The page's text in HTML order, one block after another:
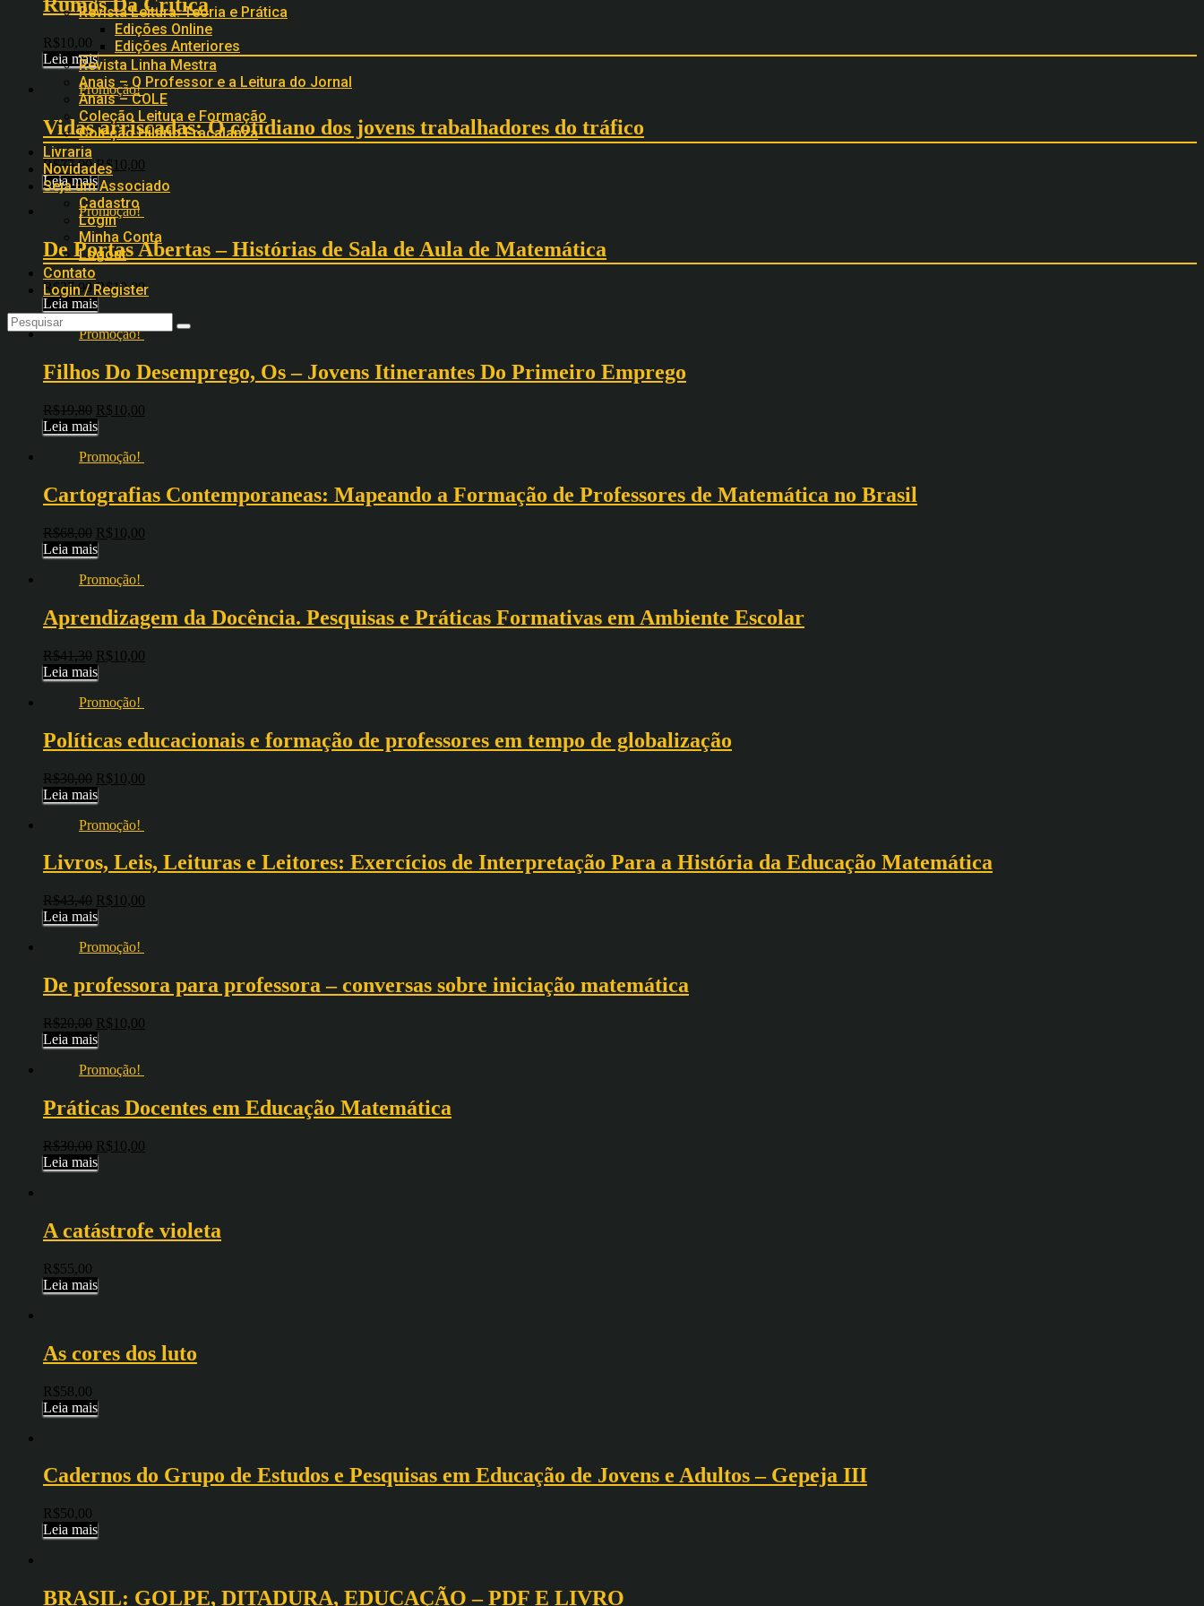
Revista Leitura: Teoria e Prática
Edições Online
Edições Anteriores
Revista Linha Mestra
Anais – O Professor e a Leitura do Jornal
Anais – COLE
Coleção Leitura e Formação
Coleção Hilário Fracalanza
Livraria
Novidades
Seja um Associado
Cadastro
Login
Minha Conta
Logout
Contato
Login / Register
R$ 10,00
Leia mais
Promoção!
Vidas arriscadas: O cotidiano dos jovens trabalhadores do tráfico
R$77,00 R$ 10,00
Leia mais
Promoção!
De Portas Abertas – Histórias de Sala de Aula de Matemática
R$27,00 R$10,00
Leia mais
Promoção!
Filhos Do Desemprego, Os – Jovens Itinerantes Do Primeiro Emprego
R$19,80 R$ 10,00
Leia mais
Promoção!
Cartografias Contemporaneas: Mapeando a Formação de Professores de Matemática no Brasil
R$68,00 R$ 10,00
Leia mais
Promoção!
Aprendizagem da Docência. Pesquisas e Práticas Formativas em Ambiente Escolar
R$41,30 R$ 10,00
Leia mais
Promoção!
Políticas educacionais e formação de professores em tempo de globalização
R$30,00 R$ 10,00
Leia mais
Promoção!
Livros, Leis, Leituras e Leitores: Exercícios de Interpretação Para a História da Educação Matemática
R$43,40 R$ 10,00
Leia mais
Promoção!
De professora para professora – conversas sobre iniciação matemática
R$20,00 R$ 10,00
Leia mais
Promoção!
Práticas Docentes em Educação Matemática
R$30,00 R$ 10,00
Leia mais
A catástrofe violeta
R$55,00
Leia mais
As cores dos luto
R$58,00
Leia mais
Cadernos do Grupo de Estudos e Pesquisas em Educação de Jovens e Adultos – Gepeja III
R$50,00
Leia mais
BRASIL: GOLPE, DITADURA, EDUCAÇÃO – PDF E LIVRO